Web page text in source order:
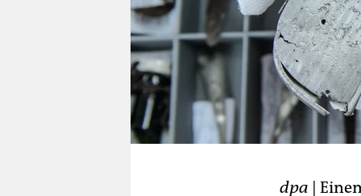
veranstaltungen
shop
fragen & hilfe
unterstützen
abo
dpa |